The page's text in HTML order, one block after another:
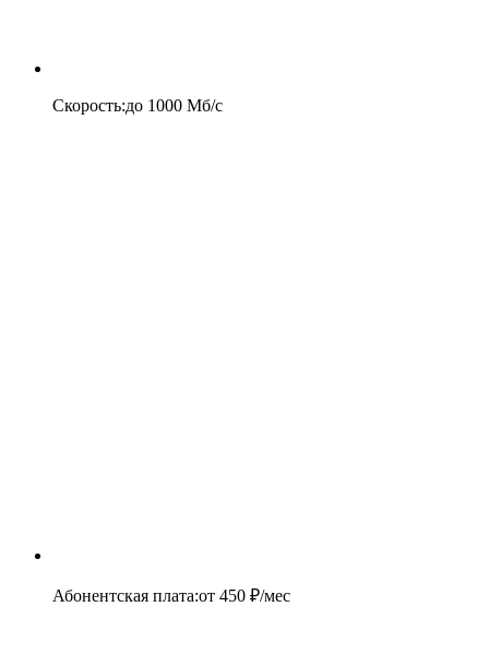
Скорость:до 1000 Мб/c
Абонентская плата:от 450 ₽/мес